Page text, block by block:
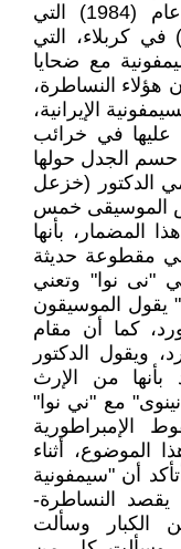
التابعة للإذاعة والتلفزيون الإيراني عام (1984) التي
كربلاء، التي
مع ضحايا
هؤلاء النساطرة،
الإيرانية،
عليها في خرائب
حسم الجدل حولها
الدكتور (خزعل
الموسيقى خمس
المضمار، بأنها
مقطوعة حديثة
"نى نوا" وتعني
يقول الموسيقون
كما أن مقام
ويقول الدكتور
من الإرث
مع "ني نوا"
الإمبراطورية
الموضوع، أثناء
أن "سيمفونية
يقصد النساطرة-
الكبار وسألت